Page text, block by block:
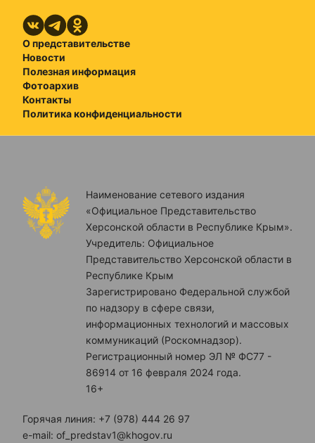
О представительстве
Новости
Полезная информация
Фотоархив
Контакты
Политика конфиденциальности
Наименование сетевого издания
«Официальное Представительство
Херсонской области в Республике Крым».
Учредитель: Официальное
Представительство Херсонской области в
Республике Крым
Зарегистрировано Федеральной службой
по надзору в сфере связи,
информационных технологий и массовых
коммуникаций (Роскомнадзор).
Регистрационный номер ЭЛ № ФС77 -
86914 от 16 февраля 2024 года.
16+
Горячая линия: +7 (978) 444 26 97
e-mail: of_predstav1@khogov.ru